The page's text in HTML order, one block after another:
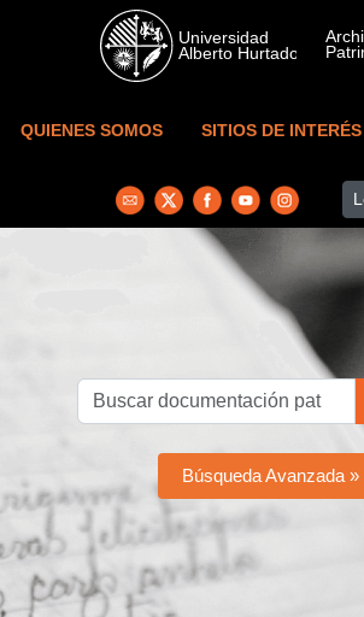
Skip to main content
QUIENES SOMOS SITIOS DE INTERÉS
Búsqueda Avanzada »